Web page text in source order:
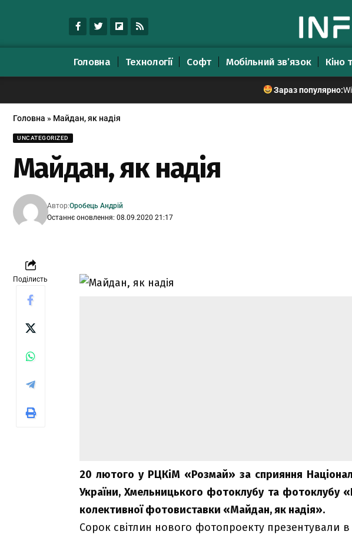
Головна Технології Софт Мобільний зв’язок Кіно
Зараз популярно:
Головна » Майдан, як надія
UNCATEGORIZED
Майдан, як надія
Останнє оновлення: 08.09.2020 21:17
Автор:Оробець Андрій
Поділисть
20 лютого у РЦКіМ «Розмай» за сприяння
України, Хмельницького фотоклубу та фотоклубу
колективної фотовиставки «Майдан, як надія».
Сорок світлин нового фотопроекту презентували